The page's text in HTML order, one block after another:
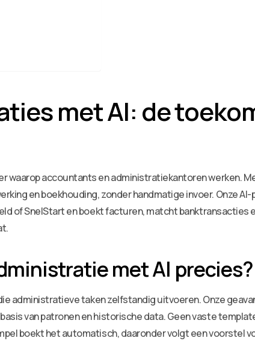
met AI: de
waarop accountants en administratiekantoren werken.
en boekhouding, zonder handmatige invoer. Onze
of SnelStart en boekt facturen, matcht banktransacties
met AI precies?
administratieve taken zelfstandig uitvoeren. Onze
van patronen en historische data. Geen vaste
boekt het automatisch, daaronder volgt een voorstel